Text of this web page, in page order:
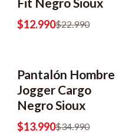
$12.990$22.990
-60% OFF
Pantalón Hombre
Jogger Cargo
Negro Sioux
$13.990$34.990